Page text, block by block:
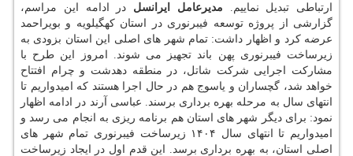
ارتباطی تبدیل نماییم. مدیرعامل ایرانسل در ادامه این مراسم،
گزارشی از پروژه توسعه فیبرنوری در استان کهگیلویه و بویراحمد
عرضه کرد و اظهار داشت: تمام شهر های اصلی این استان بزودی به
زیرساخت فیبرنوری پهن باند تجهیز می شوند. امروز این طرح با
مشارکت اجرایی شرکت شاتل، در منطقه دهدشت و چرام افتتاح
خواهد شد، گچساران و یاسوج هم در حال اجرا هستند که امیدواریم تا
انتهای سال به مرحله بهره برداری برسند. عباسی آرند در ادامه اظهار
نمود: برای دیگر شهر های استان هم برنامه ریزی به انجام می رسد و
امیدواریم تا انتهای سال ۱۴۰۴ زیرساخت فیبرنوری تمام شهر های
اصلی استان، به بهره برداری برسد. این قدم اول در ایجاد زیرساخت